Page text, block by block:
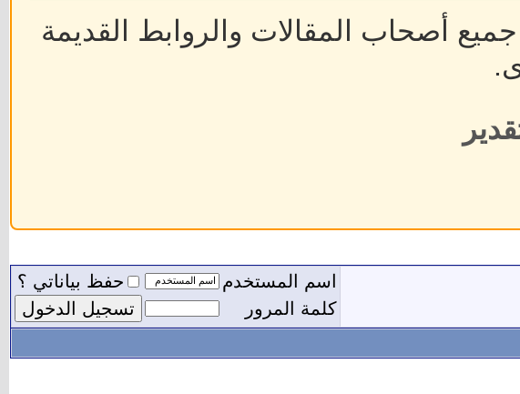
أصحاب المقالات والروابط القديمة
اسم المستخدم
حفظ بياناتي ؟
كلمة المرور